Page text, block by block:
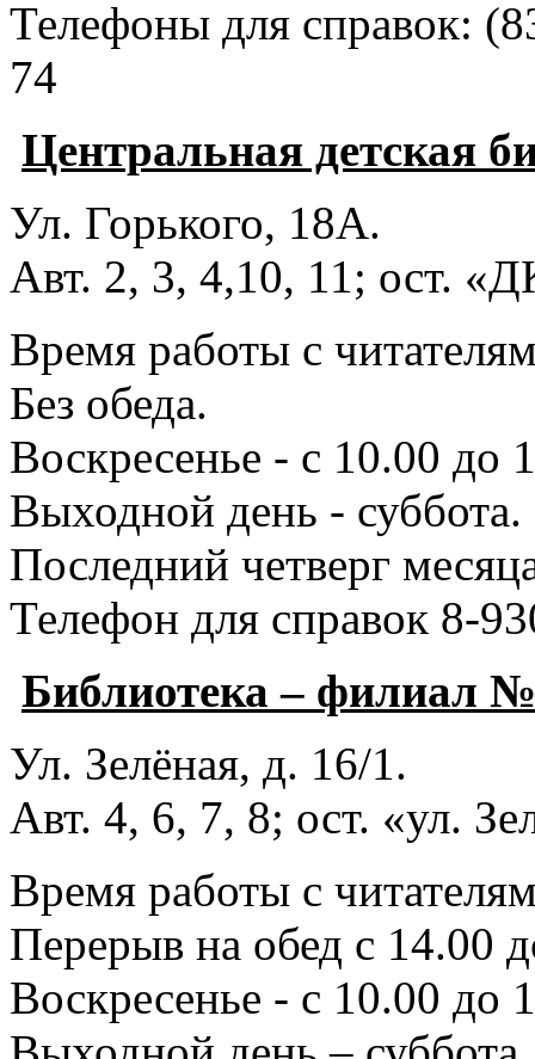
Телефоны для справок:
74
Центральная детская
Ул. Горького, 18А.
Авт. 2, 3, 4,10, 11; ост.
Время работы с
Без обеда.
Воскресенье - с 10.00 до
Выходной день - суббота.
Последний четверг
Телефон для справок 8-
Библиотека – филиал
Ул. Зелёная, д. 16/1.
Авт. 4, 6, 7, 8; ост. «ул.
Время работы с
Перерыв на обед с 14.00
Воскресенье - с 10.00 до